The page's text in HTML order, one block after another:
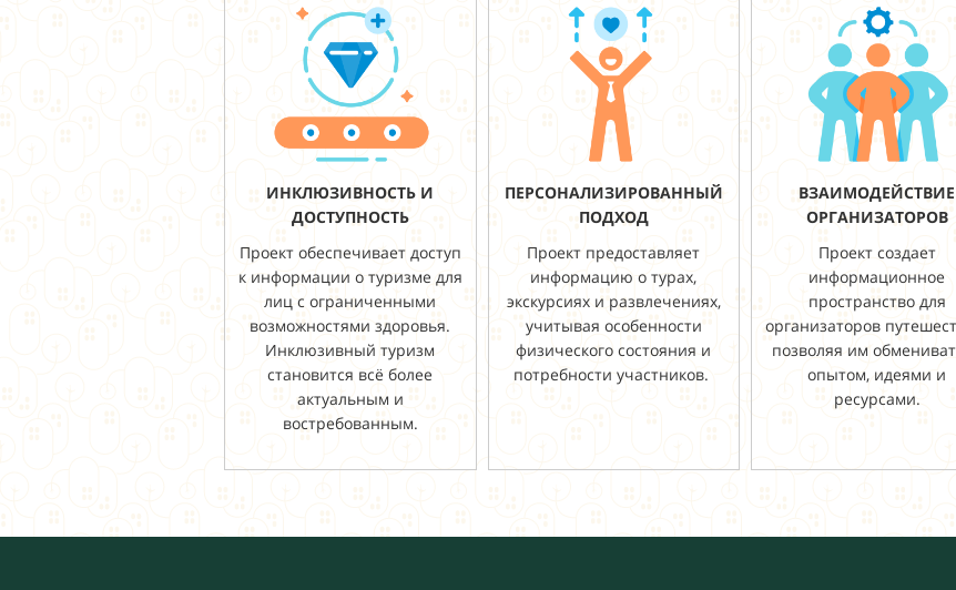
ИНКЛЮЗИВНОСТЬ И
ДОСТУПНОСТЬ
Проект обеспечивает доступ
к информации о туризме для
лиц с ограниченными
возможностями здоровья.
Инклюзивный туризм
становится всё более
актуальным и
востребованным.
ПЕРСОНАЛИЗИРОВАННЫЙ
ПОДХОД
Проект предоставляет
информацию о турах,
экскурсиях и развлечениях,
учитывая особенности
физического состояния и
потребности участников.
ВЗАИМОДЕЙСТВИЕ
ОРГАНИЗАТОРОВ
Проект создает
информационное
пространство для
организаторов
позволяя им
опытом, идеями и
ресурсами.